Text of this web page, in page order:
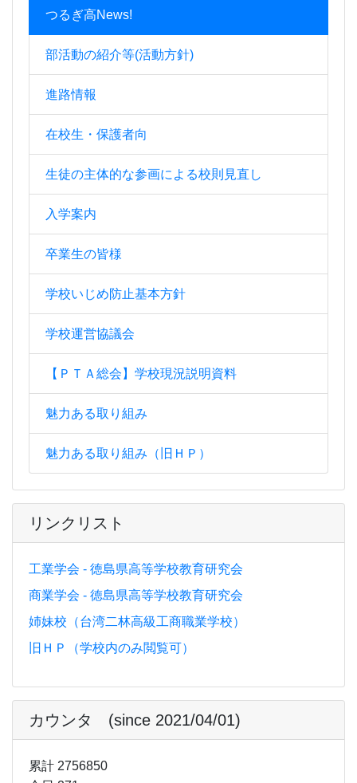
つるぎ高News!
部活動の紹介等(活動方針)
進路情報
在校生・保護者向
生徒の主体的な参画による校則見直し
入学案内
卒業生の皆様
学校いじめ防止基本方針
学校運営協議会
【ＰＴＡ総会】学校現況説明資料
魅力ある取り組み
魅力ある取り組み（旧ＨＰ）
リンクリスト
工業学会 - 徳島県高等学校教育研究会
商業学会 - 徳島県高等学校教育研究会
姉妹校（台湾二林高級工商職業学校）
旧ＨＰ（学校内のみ閲覧可）
カウンタ (since 2021/04/01)
累計 2756850